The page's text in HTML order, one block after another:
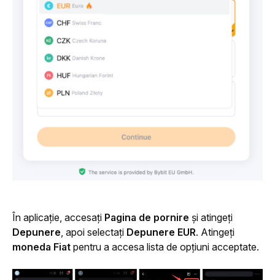
În aplicație, accesați Pagina de pornire
Depunere , apoi selectați Depunere EUR
moneda Fiat pentru a accesa lista de opțiuni acceptate.